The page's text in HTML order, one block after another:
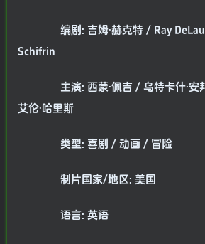
编剧: 吉姆·赫克特 / Ray
Schifrin
主演: 西蒙·佩吉 / 乌特卡什·安
艾伦·哈里斯
类型: 喜剧 / 动画 / 冒险
制片国家/地区: 美国
语言: 英语